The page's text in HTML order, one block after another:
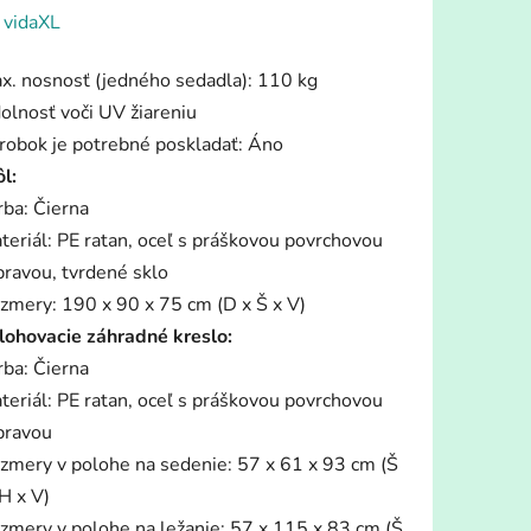
vidaXL
nosnosť (jedného sedadla): 110 kg
voči UV žiareniu
je potrebné poskladať: Áno
Čierna
PE ratan, oceľ s práškovou povrchovou
tvrdené sklo
190 x 90 x 75 cm (D x Š x V)
záhradné kreslo:
Čierna
PE ratan, oceľ s práškovou povrchovou
v polohe na sedenie: 57 x 61 x 93 cm (Š
x V)